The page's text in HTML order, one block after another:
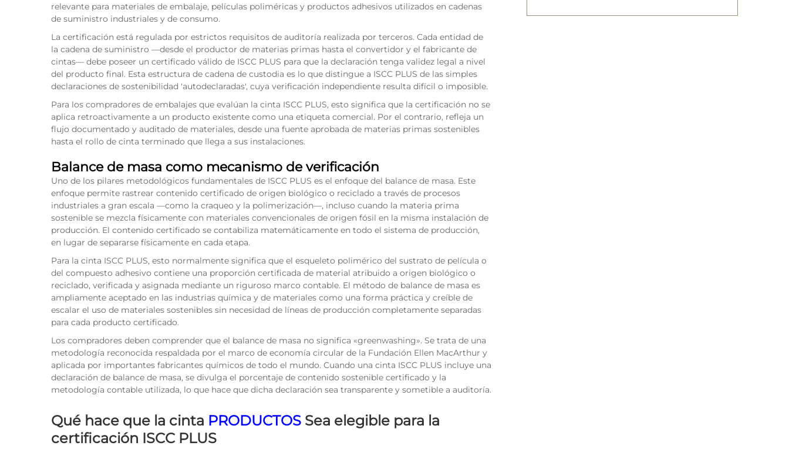
relevante para materiales de embalaje, películas poliméricas y productos adhesivos utilizados en cadenas
de suministro industriales y de consumo.
La certificación está regulada por estrictos requisitos de auditoría realizada por terceros. Cada entidad de
la cadena de suministro —desde el productor de materias primas hasta el convertidor y el fabricante de
cintas— debe poseer un certificado válido de ISCC PLUS para que la declaración tenga validez legal a nivel
del producto final. Esta estructura de cadena de custodia es lo que distingue a ISCC PLUS de las simples
declaraciones de sostenibilidad 'autodeclaradas', cuya verificación independiente resulta difícil o imposible.
Para los compradores de embalajes que evalúan la cinta ISCC PLUS, esto significa que la certificación no se
aplica retroactivamente a un producto existente como una etiqueta comercial. Por el contrario, refleja un
flujo documentado y auditado de materiales, desde una fuente aprobada de materias primas sostenibles
hasta el rollo de cinta terminado que llega a sus instalaciones.
Balance de masa como mecanismo de verificación
Uno de los pilares metodológicos fundamentales de ISCC PLUS es el enfoque del balance de masa. Este
enfoque permite rastrear contenido certificado de origen biológico o reciclado a través de procesos
industriales a gran escala —como la craqueo y la polimerización—, incluso cuando la materia prima
sostenible se mezcla físicamente con materiales convencionales de origen fósil en la misma instalación de
producción. El contenido certificado se contabiliza matemáticamente en todo el sistema de producción,
en lugar de separarse físicamente en cada etapa.
Para la cinta ISCC PLUS, esto normalmente significa que el esqueleto polimérico del sustrato de película o
del compuesto adhesivo contiene una proporción certificada de material atribuido a origen biológico o
reciclado, verificada y asignada mediante un riguroso marco contable. El método de balance de masa es
ampliamente aceptado en las industrias química y de materiales como una forma práctica y creíble de
escalar el uso de materiales sostenibles sin necesidad de líneas de producción completamente separadas
para cada producto certificado.
Los compradores deben comprender que el balance de masa no significa «greenwashing». Se trata de una
metodología reconocida respaldada por el marco de economía circular de la Fundación Ellen MacArthur y
aplicada por importantes fabricantes químicos de todo el mundo. Cuando una cinta ISCC PLUS incluye una
declaración de balance de masa, se divulga el porcentaje de contenido sostenible certificado y la
metodología contable utilizada, lo que hace que dicha declaración sea transparente y sometible a auditoría.
Qué hace que la cinta PRODUCTOS Sea elegible para la
certificación ISCC PLUS